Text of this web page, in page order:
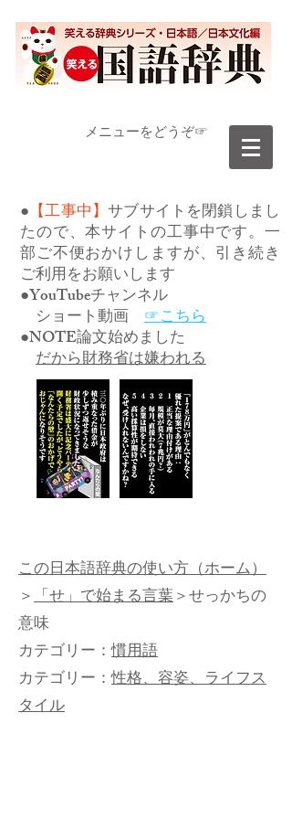
​メニューをどうぞ☞
● 【工事中】サブサイトを閉鎖しまし
たので、本サイトの工事中です。一
部ご不便おかけしますが、引き続き
ご利用をお願いします
●YouTubeチャンネル
ショート動画 ☞こちら
●NOTE論文始めました
だから財務省は嫌われる
この日本語辞典の使い方（ホーム）
＞「せ」で始まる言葉＞せっかちの
意味
カテゴリー：慣用語
カテゴリー：性格、容姿、ライフス
タイル